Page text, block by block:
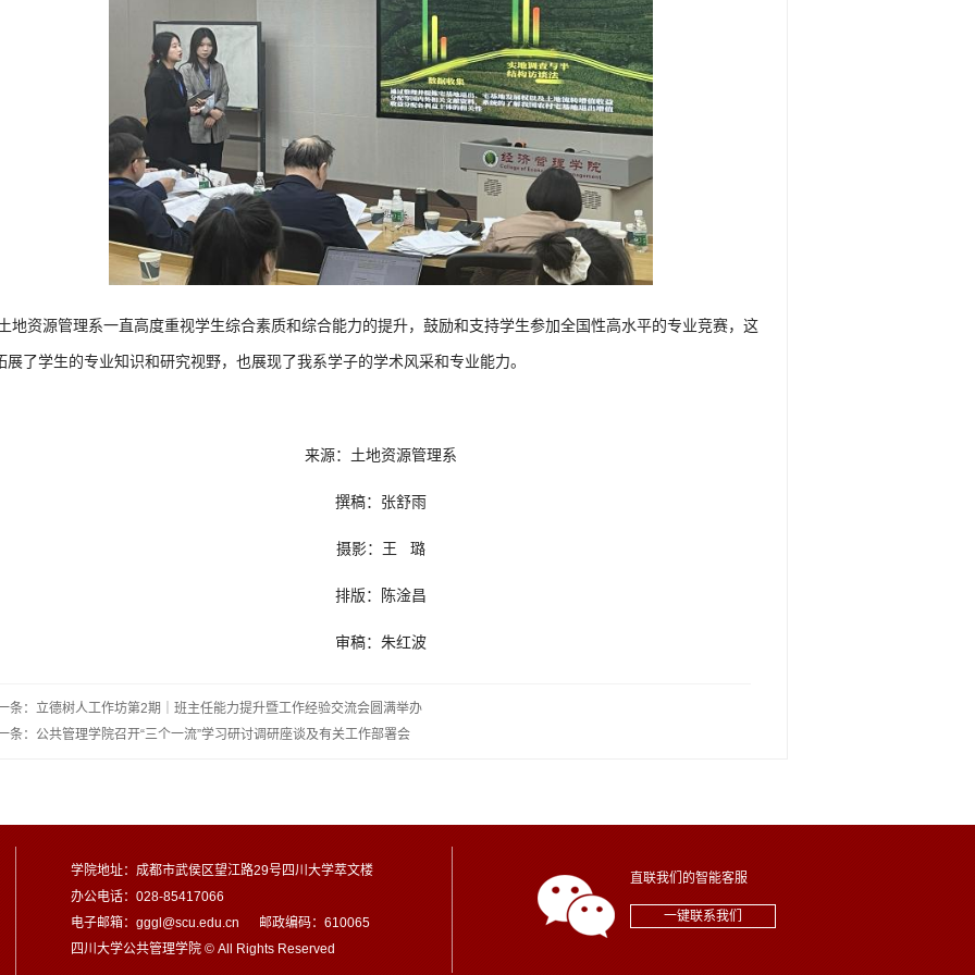
地资源管理系一直高度重视学生综合素质和综合能力的提升，鼓励和支持学生参加全国性高水平的专业竞赛，这
展了学生的专业知识和研究视野，也展现了我系学子的学术风采和专业能力。
来源：土地资源管理系
撰稿：张舒雨
摄影：王 璐
排版：陈淦昌
审稿：朱红波
条：立德树人工作坊第2期｜班主任能力提升暨工作经验交流会圆满举办
条：公共管理学院召开“三个一流”学习研讨调研座谈及有关工作部署会
学院地址：成都市武侯区望江路29号四川大学萃文楼
办公电话：028-85417066
电子邮箱：gggl@scu.edu.cn 邮政编码：610065
四川大学公共管理学院 © All Rights Reserved
直联我们的智能客服
一键联系我们